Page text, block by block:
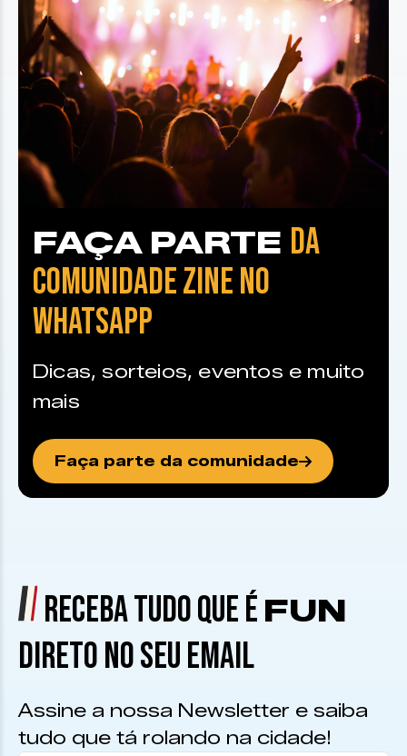
FAÇA PARTE DA
COMUNIDADE ZINE NO
WHATSAPP
Dicas, sorteios, eventos e muito
mais
Faça parte da comunidade
RECEBA TUDO QUE É FUN
DIRETO NO SEU EMAIL
Assine a nossa Newsletter e saiba
tudo que tá rolando na cidade!